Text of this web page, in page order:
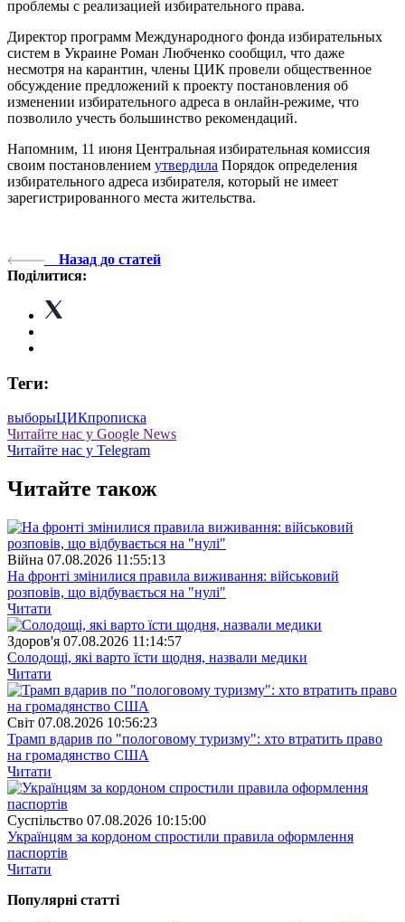
проблемы с реализацией избирательного права.
Директор программ Международного фонда избирательных
систем в Украине Роман Любченко сообщил, что даже
несмотря на карантин, члены ЦИК провели общественное
обсуждение предложений к проекту постановления об
изменении избирательного адреса в онлайн-режиме, что
позволило учесть большинство рекомендаций.
Напомним, 11 июня Центральная избирательная комиссия
своим постановлением утвердила Порядок определения
избирательного адреса избирателя, который не имеет
зарегистрированного места жительства.
Назад до статей
Поділитися:
Теги:
выборыЦИКпрописка
Читайте нас у Google News
Читайте нас у Telegram
Читайте також
Війна 07.08.2026 11:55:13
На фронті змінилися правила виживання: військовий
розповів, що відбувається на "нулі"
Читати
Здоров'я 07.08.2026 11:14:57
Солодощі, які варто їсти щодня, назвали медики
Читати
Свiт 07.08.2026 10:56:23
Трамп вдарив по "пологовому туризму": хто втратить право
на громадянство США
Читати
Суспiльство 07.08.2026 10:15:00
Українцям за кордоном спростили правила оформлення
паспортів
Читати
Популярнi статтi